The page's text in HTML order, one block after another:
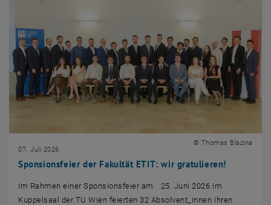
Sponsionsfeier der Fakultät ETIT: wir gratulieren!
07. Juli 2026
© Thomas Blazina
Im Rahmen einer Sponsionsfeier am 25. Juni 2026 im
Kuppelsaal der TU Wien feierten 32 Absolvent_innen ihren